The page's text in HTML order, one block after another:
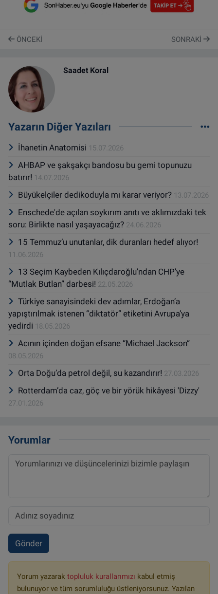
ÖNCEKI SONRAKI
Saadet Koral
Yazarın Diğer Yazıları
İhanetin Anatomisi 15.07.2026
AHBAP ve şakşakçı bandosu bu gemi topunuzu
batırır! 14.07.2026
Büyükelçiler dedikoduyla mı karar veriyor? 13.07.2026
Enschede'de açılan soykırım anıtı ve aklımızdaki tek
soru: Birlikte nasıl yaşayacağız? 24.06.2026
15 Temmuz’u unutanlar, dik duranları hedef alıyor!
11.06.2026
13 Seçim Kaybeden Kılıçdaroğlu’ndan CHP’ye
“Mutlak Butlan” darbesi! 22.05.2026
Türkiye sanayisindeki dev adımlar, Erdoğan’a
yapıştırılmak istenen “diktatör” etiketini Avrupa’ya
yedirdi 18.05.2026
Acının içinden doğan efsane “Michael Jackson”
08.05.2026
Orta Doğu’da petrol değil, su kazandırır! 27.03.2026
Rotterdam’da caz, göç ve bir yörük hikâyesi 'Dizzy'
27.01.2026
Yorumlar
Gönder
Yorum yazarak topluluk kurallarımızı kabul etmiş
bulunuyor ve tüm sorumluluğu üstleniyorsunuz. Yazılan